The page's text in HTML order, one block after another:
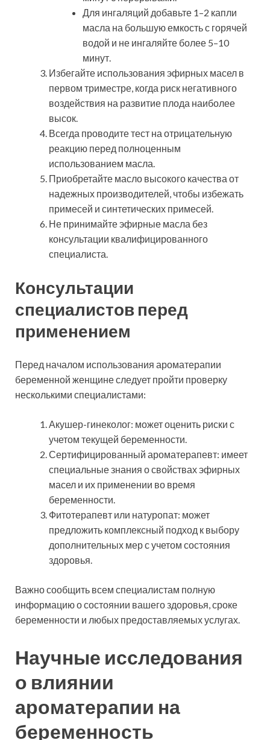
Для ингаляций добавьте 1–2 капли
масла на большую емкость с горячей
водой и не ингаляйте более 5–10
минут.
Избегайте использования эфирных масел в
первом триместре, когда риск негативного
воздействия на развитие плода наиболее
высок.
Всегда проводите тест на отрицательную
реакцию перед полноценным
использованием масла.
Приобретайте масло высокого качества от
надежных производителей, чтобы избежать
примесей и синтетических примесей.
Не принимайте эфирные масла без
консультации квалифицированного
специалиста.
Консультации
специалистов перед
применением
Перед началом использования ароматерапии
беременной женщине следует пройти проверку
несколькими специалистами:
Акушер-гинеколог: может оценить риски с
учетом текущей беременности.
Сертифицированный ароматерапевт: имеет
специальные знания о свойствах эфирных
масел и их применении во время
беременности.
Фитотерапевт или натуропат: может
предложить комплексный подход к выбору
дополнительных мер с учетом состояния
здоровья.
Важно сообщить всем специалистам полную
информацию о состоянии вашего здоровья, сроке
беременности и любых предоставляемых услугах.
Научные исследования
о влиянии
ароматерапии на
беременность